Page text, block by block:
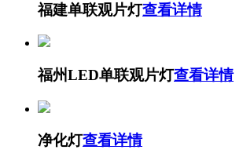
福建单联观片灯查看详情
福州LED单联观片灯查看详情
净化灯查看详情